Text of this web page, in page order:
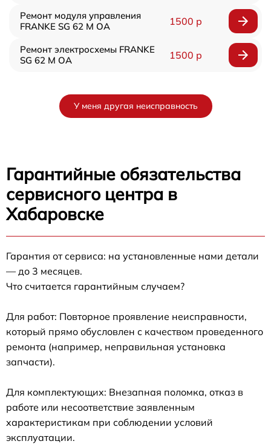
Ремонт модуля управления
FRANKE SG 62 M OA
1500 р
Ремонт электросхемы FRANKE
SG 62 M OA
1500 р
У меня другая неисправность
Гарантийные обязательства
сервисного центра в
Хабаровске
Гарантия от сервиса: на установленные нами детали
— до 3 месяцев.
Что считается гарантийным случаем?
Для работ: Повторное проявление неисправности,
который прямо обусловлен с качеством проведенного
ремонта (например, неправильная установка
запчасти).
Для комплектующих: Внезапная поломка, отказ в
работе или несоответствие заявленным
характеристикам при соблюдении условий
эксплуатации.